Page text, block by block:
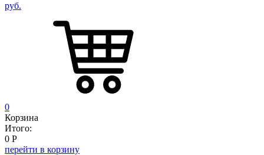
руб.
0
Корзина
Итого:
0 Р
перейти в корзину